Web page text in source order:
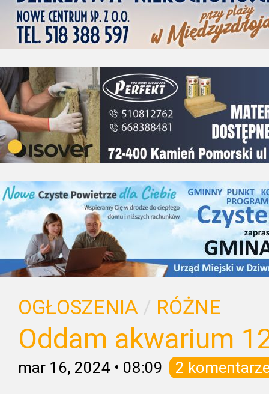
OGŁOSZENIA / RÓŻNE
Oddam akwarium
mar 16, 2024 • 08:09 2